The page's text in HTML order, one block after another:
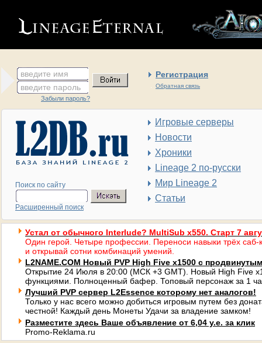
введите имя Регистрация
Обратная связь
введите пароль
Забыли пароль?
Поиск по сайту
Расширенный поиск
Игровые серверы
Новости
Хроники
Lineage 2 по-русски
Мир Lineage 2
Статьи
Устал от обычного Interlude? MultiSub x550. Старт 7
Один герой. Четыре профессии. Переноси навыки трёх саб-
и открывай сотни комбинаций умений.
L2NAME.COM Новый PVP High Five x1500 с
Открытие 24 Июля в 20:00 (МСК +3 GMT). Новый High Five
функциями. Полноценный бафер. Топовый персонаж за 1
Лучший PVP сервер L2Essence которому нет аналогов!
Только у нас всего можно добиться игровым путем без
честной! Каждый день Монеты Удачи за владение замком!
Разместите здесь Ваше объявление от 6,04 у.е. за клик
Promo-Reklama.ru